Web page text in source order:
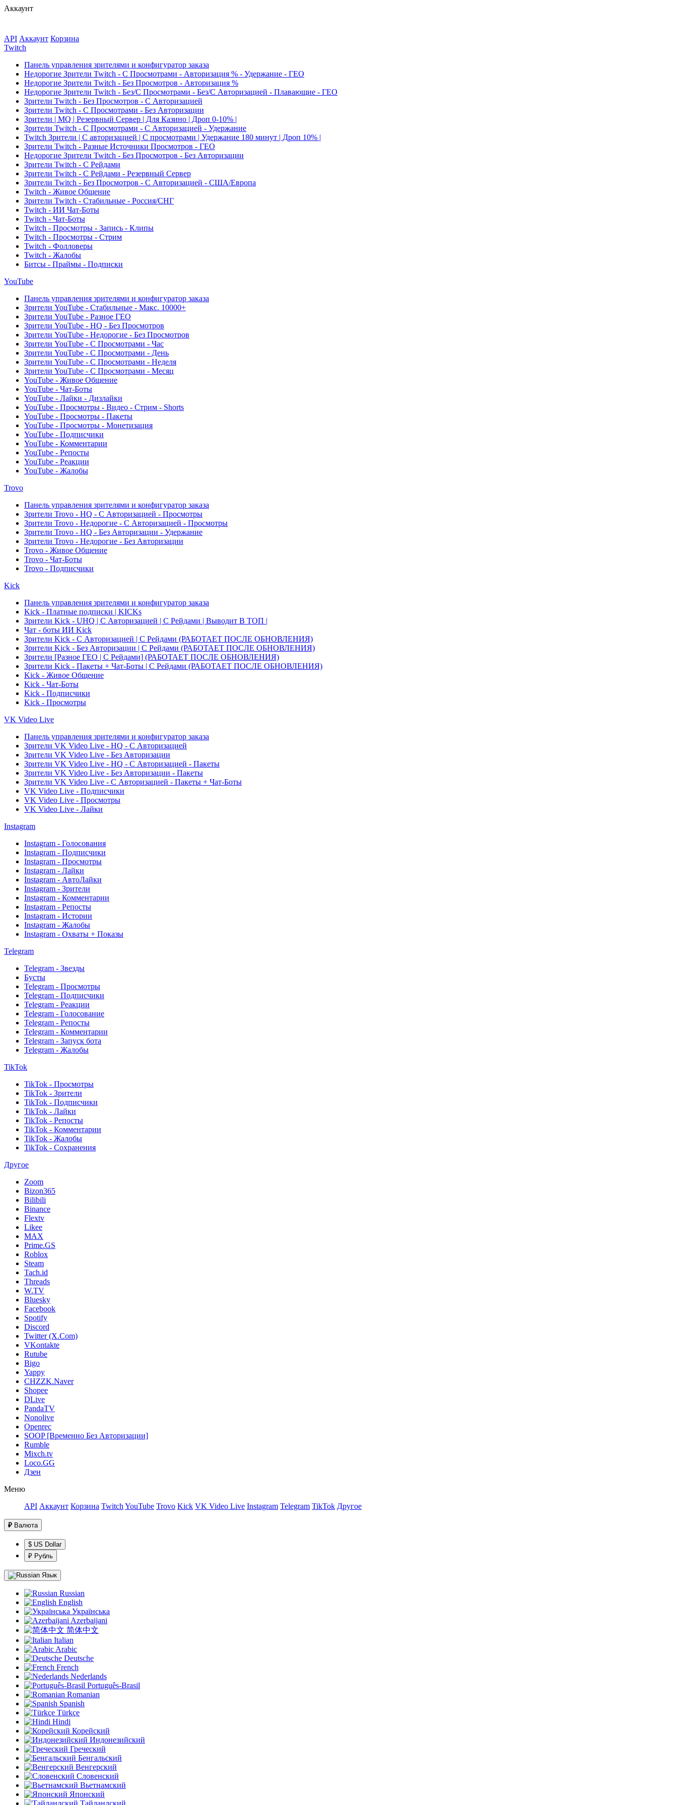
Аккаунт
API Аккаунт Корзина
Twitch
Панель управления зрителями и конфигуратор заказа
Недорогие Зрители Twitch - С Просмотрами - Авторизация % - Удержание - ГЕО
Недорогие Зрители Twitch - Без Просмотров - Авторизация %
Недорогие Зрители Twitch - Без/С Просмотрами - Без/С Авторизацией - Плавающие - ГЕО
Зрители Twitch - Без Просмотров - С Авторизацией
Зрители Twitch - С Просмотрами - Без Авторизации
Зрители | MQ | Резервный Сервер | Для Казино | Дроп 0-10% |
Зрители Twitch - С Просмотрами - С Авторизацией - Удержание
Twitch Зрители | С авторизацией | С просмотрами | Удержание 180 минут | Дроп 10% |
Зрители Twitch - Разные Источники Просмотров - ГЕО
Недорогие Зрители Twitch - Без Просмотров - Без Авторизации
Зрители Twitch - С Рейдами
Зрители Twitch - С Рейдами - Резервный Сервер
Зрители Twitch - Без Просмотров - С Авторизацией - США/Европа
Twitch - Живое Общение
Зрители Twitch - Стабильные - Россия/СНГ
Twitch - ИИ Чат-Боты
Twitch - Чат-Боты
Twitch - Просмотры - Запись - Клипы
Twitch - Просмотры - Стрим
Twitch - Фолловеры
Twitch - Жалобы
Битсы - Праймы - Подписки
YouTube
Панель управления зрителями и конфигуратор заказа
Зрители YouTube - Стабильные - Макс. 10000+
Зрители YouTube - Разное ГЕО
Зрители YouTube - HQ - Без Просмотров
Зрители YouTube - Недорогие - Без Просмотров
Зрители YouTube - С Просмотрами - Час
Зрители YouTube - С Просмотрами - День
Зрители YouTube - С Просмотрами - Неделя
Зрители YouTube - С Просмотрами - Месяц
YouTube - Живое Общение
YouTube - Чат-Боты
YouTube - Лайки - Дизлайки
YouTube - Просмотры - Видео - Стрим - Shorts
YouTube - Просмотры - Пакеты
YouTube - Просмотры - Монетизация
YouTube - Подписчики
YouTube - Комментарии
YouTube - Репосты
YouTube - Реакции
YouTube - Жалобы
Trovo
Панель управления зрителями и конфигуратор заказа
Зрители Trovo - HQ - С Авторизацией - Просмотры
Зрители Trovo - Недорогие - С Авторизацией - Просмотры
Зрители Trovo - HQ - Без Авторизации - Удержание
Зрители Trovo - Недорогие - Без Авторизации
Trovo - Живое Общение
Trovo - Чат-Боты
Trovo - Подписчики
Kick
Панель управления зрителями и конфигуратор заказа
Kick - Платные подписки | KICKs
Зрители Kick - UHQ | С Авторизацией | С Рейдами | Выводит В ТОП |
Чат - боты ИИ Kick
Зрители Kick - С Авторизацией | С Рейдами (РАБОТАЕТ ПОСЛЕ ОБНОВЛЕНИЯ)
Зрители Kick - Без Авторизации | С Рейдами (РАБОТАЕТ ПОСЛЕ ОБНОВЛЕНИЯ)
Зрители [Разное ГЕО | C Рейдами] (РАБОТАЕТ ПОСЛЕ ОБНОВЛЕНИЯ)
Зрители Kick - Пакеты + Чат-Боты | С Рейдами (РАБОТАЕТ ПОСЛЕ ОБНОВЛЕНИЯ)
Kick - Живое Общение
Kick - Чат-Боты
Kick - Подписчики
Kick - Просмотры
VK Video Live
Панель управления зрителями и конфигуратор заказа
Зрители VK Video Live - HQ - С Авторизацией
Зрители VK Video Live - Без Авторизации
Зрители VK Video Live - HQ - С Авторизацией - Пакеты
Зрители VK Video Live - Без Авторизации - Пакеты
Зрители VK Video Live - С Авторизацией - Пакеты + Чат-Боты
VK Video Live - Подписчики
VK Video Live - Просмотры
VK Video Live - Лайки
Instagram
Instagram - Голосования
Instagram - Подписчики
Instagram - Просмотры
Instagram - Лайки
Instagram - АвтоЛайки
Instagram - Зрители
Instagram - Комментарии
Instagram - Репосты
Instagram - Истории
Instagram - Жалобы
Instagram - Охваты + Показы
Telegram
Telegram - Звезды
Бусты
Telegram - Просмотры
Telegram - Подписчики
Telegram - Реакции
Telegram - Голосование
Telegram - Репосты
Telegram - Комментарии
Telegram - Запуск бота
Telegram - Жалобы
TikTok
TikTok - Просмотры
TikTok - Зрители
TikTok - Подписчики
TikTok - Лайки
TikTok - Репосты
TikTok - Комментарии
TikTok - Жалобы
TikTok - Сохранения
Другое
Zoom
Bizon365
Bilibili
Binance
Flextv
Likee
MAX
Prime.GS
Roblox
Steam
Tach.id
Threads
W.TV
Bluesky
Facebook
Spotify
Discord
Twitter (X.Com)
VKontakte
Rutube
Bigo
Yappy
CHZZK.Naver
Shopee
DLive
PandaTV
Nonolive
Openrec
SOOP [Временно Без Авторизации]
Rumble
Mixch.tv
Loco.GG
Дзен
Меню
API Аккаунт Корзина Twitch YouTube Trovo Kick VK Video Live Instagram Telegram TikTok Другое
₽ Валюта
$ US Dollar
₽ Рубль
Язык
Russian
English
Українська
Azerbaijani
简体中文
Italian
Arabic
Deutsche
French
Nederlands
Português-Brasil
Romanian
Spanish
Türkçe
Hindi
Корейский
Индонезийский
Греческий
Бенгальский
Венгерский
Словенский
Вьетнамский
Японский
Тайландский